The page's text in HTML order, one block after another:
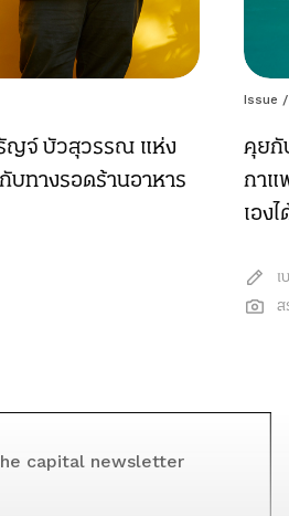
ญจ์ บัวสุวรรณ แห่ง
ทางรอดร้านอาหาร
Issue
คุยกั
กาแ
เอง
capital newsletter